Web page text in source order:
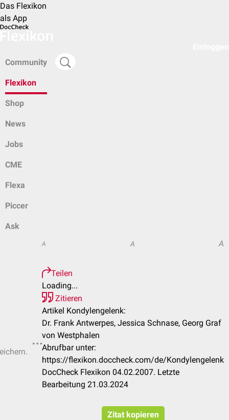
Das Flexikon
als App
Community
Flexikon
Shop
News
Jobs
CME
Flexa
Piccer
Ask
A A A
Teilen
Loading...
Zitieren
Artikel Kondylengelenk:
Dr. Frank Antwerpes, Jessica Schnase, Georg Graf
von Westphalen
Abrufbar unter:
https://flexikon.doccheck.com/de/Kondylengelenk
DocCheck Flexikon 04.02.2007. Letzte
Bearbeitung 21.03.2024
Zitat kopieren